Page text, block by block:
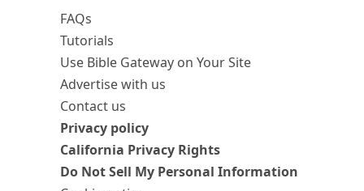
FAQs
Tutorials
Use Bible Gateway on Your Site
Advertise with us
Contact us
Privacy policy
California Privacy Rights
Do Not Sell My Personal Information